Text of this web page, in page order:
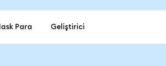
Para Geliştirici